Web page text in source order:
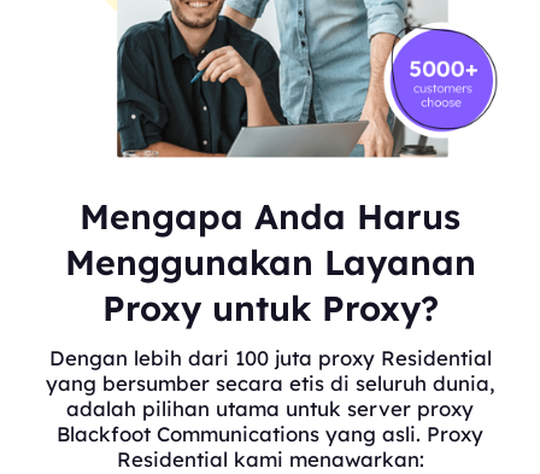
Mengapa Anda Harus
Menggunakan Layanan
Proxy untuk Proxy?
Dengan lebih dari 100 juta proxy Residential
yang bersumber secara etis di seluruh dunia,
adalah pilihan utama untuk server proxy
Blackfoot Communications yang asli. Proxy
Residential kami menawarkan: